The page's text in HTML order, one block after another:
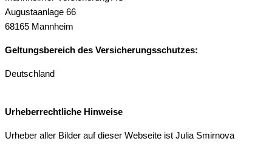
Augustaanlage 66
68165 Mannheim
Geltungsbereich des Versicherungsschutzes:
Deutschland
Urheberrechtliche Hinweise
Urheber aller Bilder auf dieser Webseite ist Julia Smirnova